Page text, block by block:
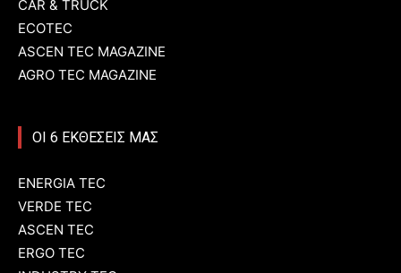
CAR & TRUCK
ECOTEC
ASCEN TEC MAGAZINE
AGRO TEC MAGAZINE
ΟΙ 6 ΕΚΘΕΣΕΙΣ ΜΑΣ
ENERGIA TEC
VERDE TEC
ASCEN TEC
ERGO TEC